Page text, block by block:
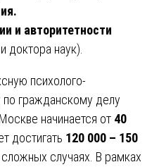
и авторитетности
доктора наук).
психолого-
по гражданскому делу
начинается от 40
достигать 120 000 – 150
случаях. В рамках